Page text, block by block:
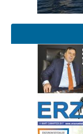
29
Kenan
Murat
çıtayı
17 Şubat 2026 SalıOrhan
Bir
elinde?
31 Mart